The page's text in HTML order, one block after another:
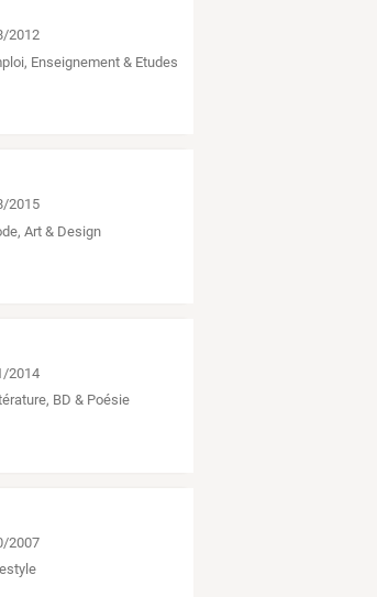
2012
Enseignement & Etudes
2015
Art & Design
2014
BD & Poésie
2007